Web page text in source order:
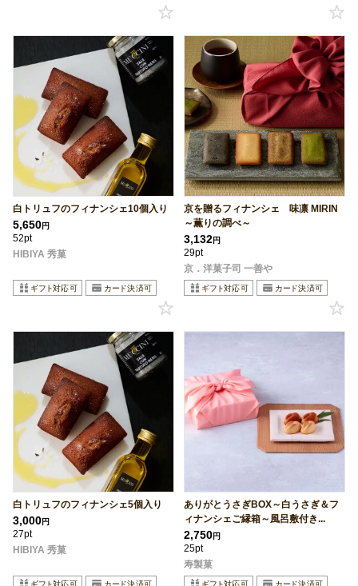
白トリュフのフィナンシェ10個入り
5,650円
52pt
HIBIYA 秀菓
京を贈るフィナンシェ 味凛 MIRIN
～薫りの調べ～
3,132円
29pt
京．洋菓子司 一善や
白トリュフのフィナンシェ5個入り
3,000円
27pt
HIBIYA 秀菓
ありがとうさぎBOX～白うさぎ＆フ
ィナンシェご縁箱～風呂敷付き...
2,750円
25pt
寿製菓